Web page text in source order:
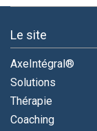
Le site
AxeIntégral®
Solutions
Thérapie
Coaching